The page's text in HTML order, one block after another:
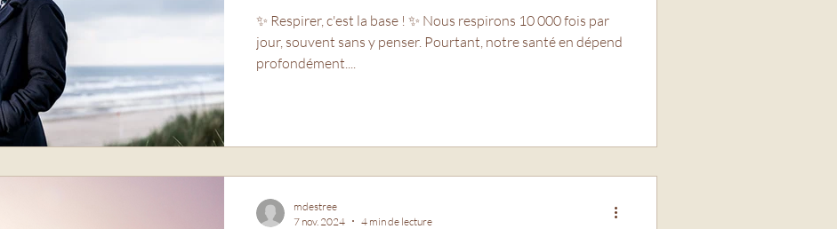
✨ Respirer, c'est la base ! ✨ Nous respirons 10 000 fois par
jour, souvent sans y penser. Pourtant, notre santé en dépend
profondément....
mdestree
7 nov. 2024
4 min de lecture